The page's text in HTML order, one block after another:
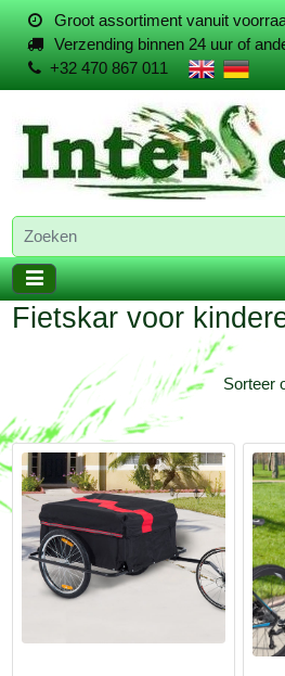
Groot assortiment vanuit
Verzending binnen 24 uur of
+32 470 867 011
Fietskar voor
Sorteer